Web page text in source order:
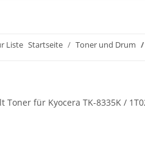
Liste Startseite Toner und Drum